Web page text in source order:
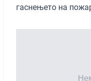
гаснењето на